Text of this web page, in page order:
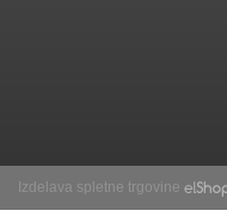
Izdelava spletne trgovine